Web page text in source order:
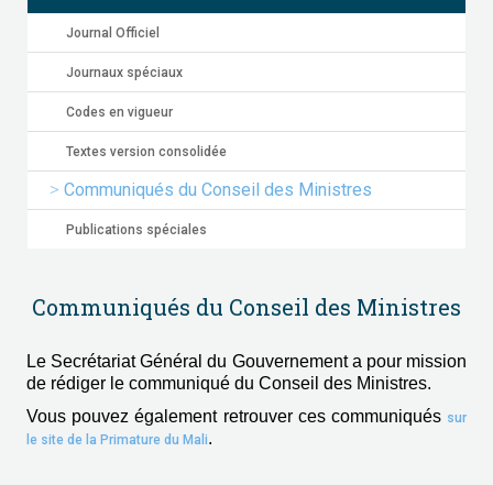
Journal Officiel
Journaux spéciaux
Codes en vigueur
Textes version consolidée
Communiqués du Conseil des Ministres
Publications spéciales
Communiqués du Conseil des Ministres
Le Secrétariat Général du Gouvernement a pour mission
de rédiger le communiqué du Conseil des Ministres.
Vous pouvez également retrouver ces communiqués sur
le site de la Primature du Mali.